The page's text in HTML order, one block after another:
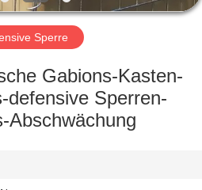
Sperre
Gabions-Kasten-
defensive Sperren-
Abschwächung